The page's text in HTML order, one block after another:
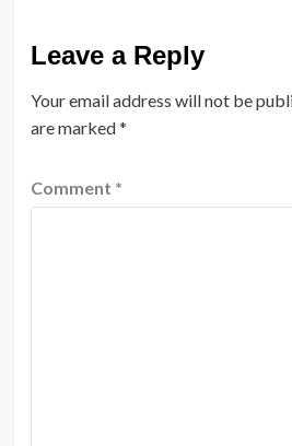
Leave a Reply
Your email address will not be
are marked*
Comment *